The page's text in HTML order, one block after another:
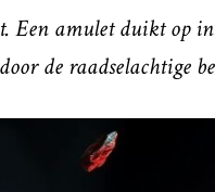
Een amulet duikt op
de raadselachtige